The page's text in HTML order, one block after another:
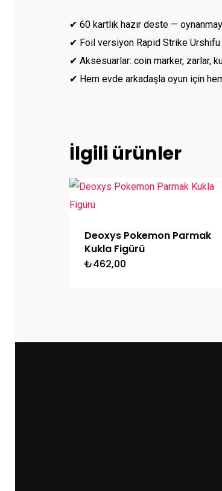
✔ 60 kartlık hazır deste —
✔ Foil versiyon Rapid Strike
✔ Aksesuarlar: coin marker, zarlar,
✔ Hem evde arkadaşla oyun için
İlgili ürünler
Deoxys Pokemon Parmak
Kukla Figürü
₺462,00